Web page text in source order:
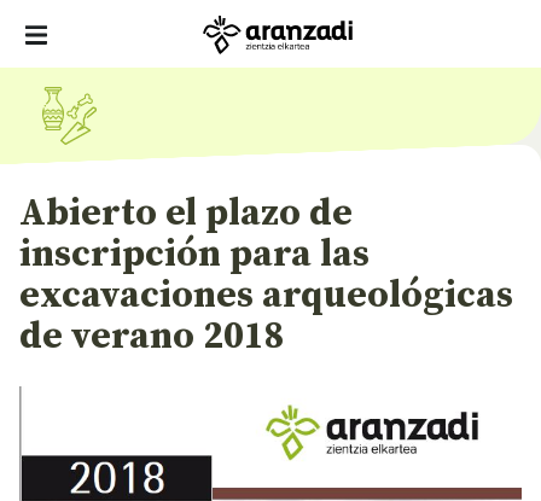
Abierto el plazo de
inscripción para las
excavaciones arqueológicas
de verano 2018